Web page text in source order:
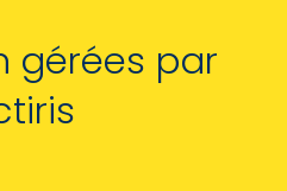
gérées par